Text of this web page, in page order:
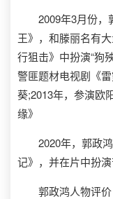
2009年3月份，
王》，和滕丽名有
行狙击》中扮演“狗
警匪题材电视剧《
葵;2013年，参演欧
缘》
2020年，郭政鸿
记》，并在片中扮演
郭政鸿人物评价